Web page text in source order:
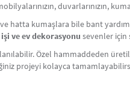
duvarlarınızın,
ve hatta kumaşlara bile bant
işi ve ev dekorasyonu sevenler
Özel hammaddeden
projeyi kolayca